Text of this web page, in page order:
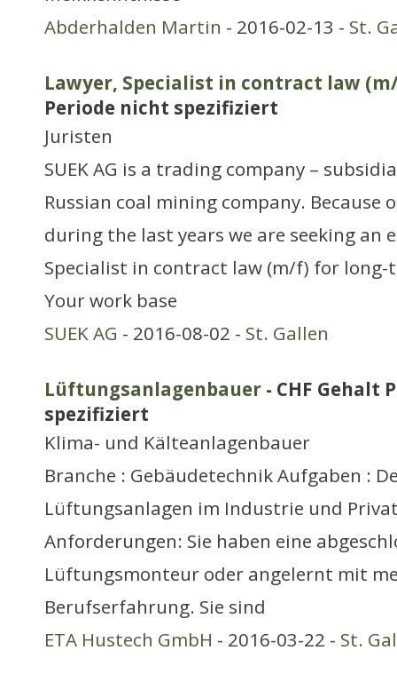
Abderhalden Martin - 2016-02-13 - St.
Lawyer, Specialist in contract law
Periode nicht spezifiziert
Juristen
SUEK AG is a trading company –
Russian coal mining company.
during the last years we are seeking an
Specialist in contract law (m/f) for
Your work base
SUEK AG - 2016-08-02 - St. Gallen
Lüftungsanlagenbauer - CHF Gehalt
spezifiziert
Klima- und Kälteanlagenbauer
Branche : Gebäudetechnik Aufgaben :
Lüftungsanlagen im Industrie und
Anforderungen: Sie haben eine
Lüftungsmonteur oder angelernt mit
Berufserfahrung. Sie sind
ETA Hustech GmbH - 2016-03-22 - St.